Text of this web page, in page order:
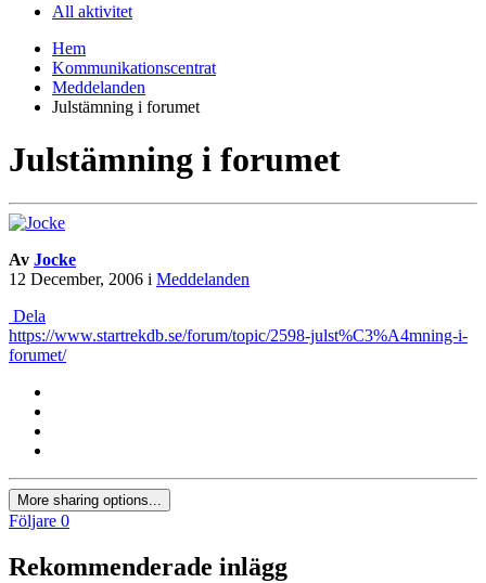
All aktivitet
Hem
Kommunikationscentrat
Meddelanden
Julstämning i forumet
Julstämning i forumet
Av Jocke
12 December, 2006 i Meddelanden
Dela
https://www.startrekdb.se/forum/topic/2598-julst%C3%A4mning-i-
forumet/
More sharing options...
Följare 0
Rekommenderade inlägg